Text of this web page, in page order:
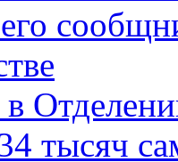
в
тысяч